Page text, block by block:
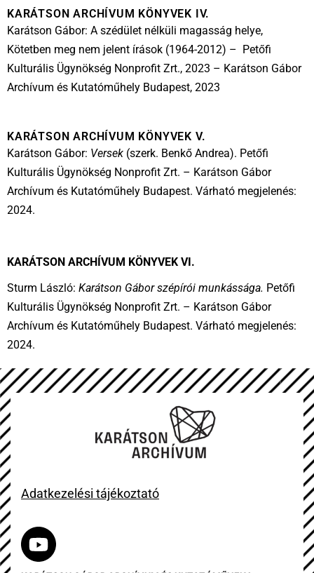
KARÁTSON ARCHÍVUM KÖNYVEK IV.
Karátson Gábor: A szédület nélküli magasság helye,
Kötetben meg nem jelent írások (1964-2012) – Petőfi
Kulturális Ügynökség Nonprofit Zrt., 2023 – Karátson Gábor
Archívum és Kutatóműhely Budapest, 2023
KARÁTSON ARCHÍVUM KÖNYVEK V.
Karátson Gábor: Versek (szerk. Benkő Andrea). Petőfi
Kulturális Ügynökség Nonprofit Zrt. – Karátson Gábor
Archívum és Kutatóműhely Budapest. Várható megjelenés:
2024.
KARÁTSON ARCHÍVUM KÖNYVEK VI.
Sturm László: Karátson Gábor szépírói munkássága. Petőfi
Kulturális Ügynökség Nonprofit Zrt. – Karátson Gábor
Archívum és Kutatóműhely Budapest. Várható megjelenés:
2024.
Adatkezelési tájékoztató